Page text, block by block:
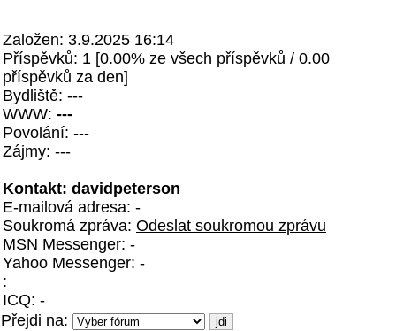
Založen: 3.9.2025 16:14
Příspěvků: 1 [0.00% ze všech příspěvků / 0.00
příspěvků za den]
Bydliště: ---
WWW: ---
Povolání: ---
Zájmy: ---
Kontakt: davidpeterson
E-mailová adresa: -
Soukromá zpráva: Odeslat soukromou zprávu
MSN Messenger: -
Yahoo Messenger: -
:
ICQ: -
Přejdi na: